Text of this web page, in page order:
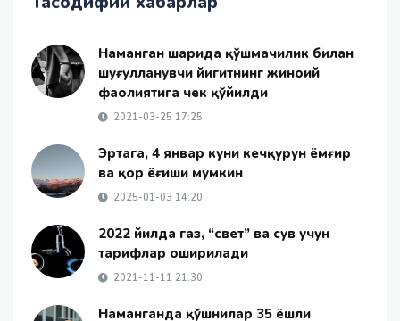
Наманган шаҳрида қўшмачилик билан
шуғулланувчи йигитнинг жиноий
фаолиятига чек қўйилди
2021-03-25 17:25
Эртага, 4 январ куни кечқурун ёмғир
ва қор ёғиши мумкин
2025-01-03 14:20
2022 йилда газ, “свет” ва сув учун
тарифлар оширилади
2021-11-11 21:30
Наманганда қўшнилар 35 ёшли